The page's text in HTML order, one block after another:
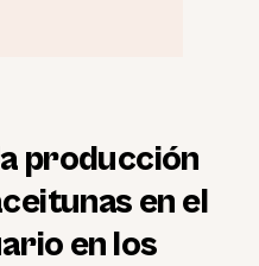
producción
en el
en los